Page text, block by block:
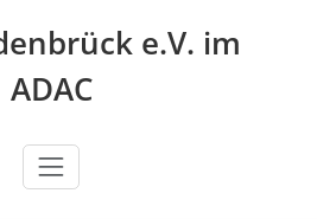
e.V. im
ADAC